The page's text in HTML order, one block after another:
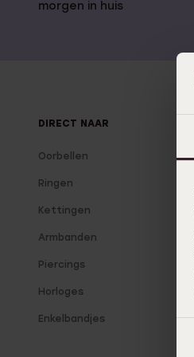
Gepersonaliseerde
morgen in huis
DIRECT NAAR
Oorbellen
Ringen
Kettingen
Armbanden
Piercings
Horloges
Enkelbandjes